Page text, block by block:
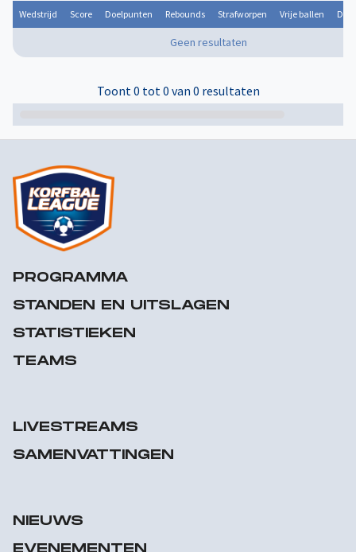
Wedstrijd Score Doelpunten Rebounds Strafworpen Vrije ballen
Geen resultaten
Toont 0 tot 0 van 0 resultaten
PROGRAMMA
STANDEN EN UITSLAGEN
STATISTIEKEN
TEAMS
LIVESTREAMS
SAMENVATTINGEN
NIEUWS